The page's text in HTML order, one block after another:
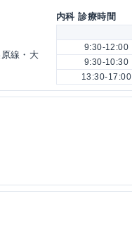
線・大
内科 診療時間
9:30-12:00
9:30-10:30
13:30-17:00